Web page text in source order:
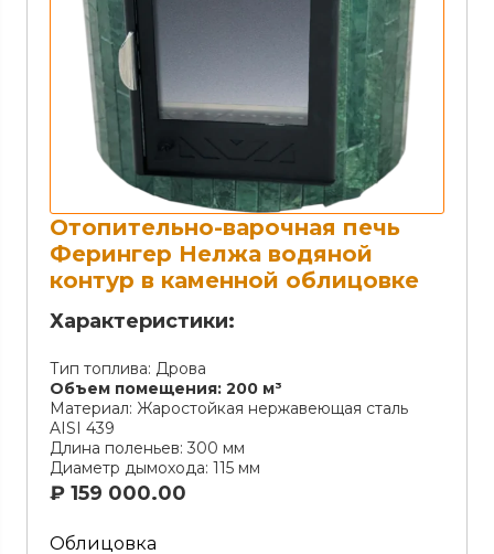
Отопительно-варочная печь
Ферингер Нелжа водяной
контур в каменной облицовке
Характеристики:
Тип топлива: Дрова
Объем помещения: 200 м³
Материал: Жаростойкая нержавеющая сталь
AISI 439
Длина поленьев: 300 мм
Диаметр дымохода: 115 мм
₽ 159 000.00
Облицовка